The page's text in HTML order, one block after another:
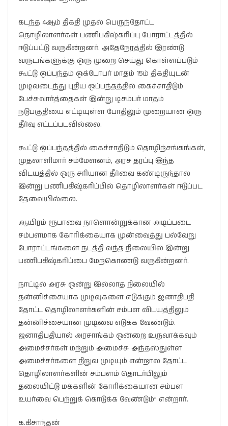
கடந்த 4ஆம் திகதி முதல் பெருந்தோட்ட
தொழிலாளர்கள் பணிபகிஷ்கரிப்பு போராட்டத்தில்
ஈடுப்பட்டு வருகின்றனர். அதேநேரத்தில் இரண்டு
வருடங்களுக்கு ஒரு முறை செய்து கொள்ளப்படும்
கூட்டு ஒப்பந்தம் ஒக்டோபர் மாதம் 15ம் திகதியுடன்
முடிவடைந்து புதிய ஒப்பந்தத்தில் கைச்சாதிடும்
பேச்சுவார்த்தைகள் இன்று டிசம்பர் மாதம்
நடுபகுதியை எட்டியுள்ள போதிலும் முறையான ஒரு
தீர்வு எட்டப்படவில்லை.
கூட்டு ஒப்பந்தத்தில் கைச்சாதிடும் தொழிற்சங்கங்கள்,
முதலாளிமார் சம்மேளனம், அரச தரப்பு இந்த
விடயத்தில் ஒரு சரியான தீர்வை கண்டிருந்தால்
இன்று பணிபகிஷ்கரிப்பில் தொழிலாளர்கள் ஈடுப்பட
தேவையில்லை.
ஆயிரம் ரூபாவை நாளொன்றுக்கான அடிப்படை
சம்பளமாக கோரிக்கையாக முன்வைத்து பல்வேறு
போராட்டங்களை நடத்தி வந்த நிலையில் இன்று
பணிபகிஷ்கரிப்பை மேற்கொண்டு வருகின்றனர்.
நாட்டில் அரசு ஒன்று இல்லாத நிலையில்
தன்னிச்சையாக முடிவுகளை எடுக்கும் ஜனாதிபதி
தோட்ட தொழிலாளர்களின் சம்பள விடயத்திலும்
தன்னிச்சையான முடிவை எடுக்க வேண்டும்.
ஜனாதிபதியால் அரசாங்கம் ஒன்றை உருவாக்கவும்
அமைச்சர்கள் மற்றும் அமைச்சு அந்தஸ்துள்ள
அமைச்சர்களை நிறுவ முடியும் என்றால் தோட்ட
தொழிலாளர்களின் சம்பளம் தொடர்பிலும்
தலையிட்டு மக்களின் கோரிக்கையான சம்பள
உயர்வை பெற்றுக் கொடுக்க வேண்டும்” என்றார்.
க.கிசாந்தன்